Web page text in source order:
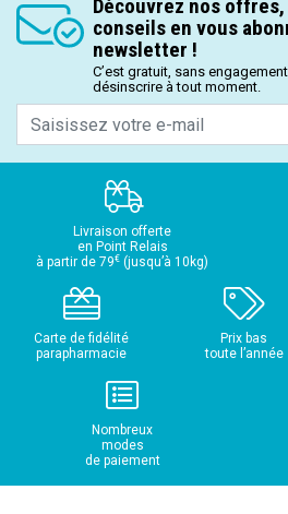
Découvrez nos
conseils en vous
newsletter !
C’est gratuit, sans
désinscrire à tout moment.
Livraison offerte
en Point Relais
à partir de 79€ (jusqu’à 10kg)
Carte de fidélité
parapharmacie
Prix bas
toute l’année
Nombreux
modes
de paiement